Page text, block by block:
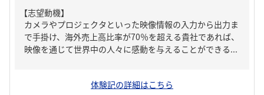
【志望動機】
カメラやプロジェクタといった映像情報の入力から出力ま
で手掛け、海外売上高比率が70％を超える貴社であれば、
映像を通じて世界中の人々に感動を与えることができる...
体験記の詳細はこちら